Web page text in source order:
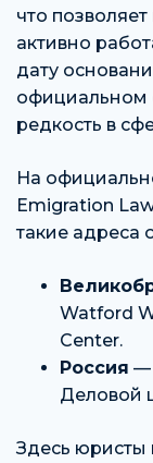
что
активно
дату
официальном
редкость в
На
Emigration
такие адреса
Watford
Center.
Россия —
Деловой
Здесь юристы